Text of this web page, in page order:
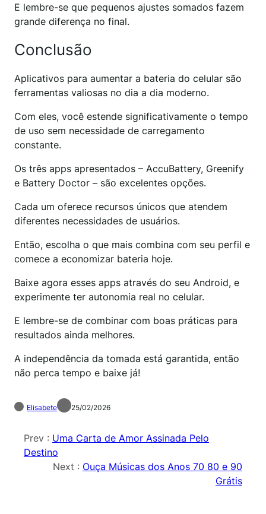
E lembre-se que pequenos ajustes somados fazem
grande diferença no final.
Conclusão
Aplicativos para aumentar a bateria do celular são
ferramentas valiosas no dia a dia moderno.
Com eles, você estende significativamente o tempo
de uso sem necessidade de carregamento
constante.
Os três apps apresentados – AccuBattery, Greenify
e Battery Doctor – são excelentes opções.
Cada um oferece recursos únicos que atendem
diferentes necessidades de usuários.
Então, escolha o que mais combina com seu perfil e
comece a economizar bateria hoje.
Baixe agora esses apps através do seu Android, e
experimente ter autonomia real no celular.
E lembre-se de combinar com boas práticas para
resultados ainda melhores.
A independência da tomada está garantida, então
não perca tempo e baixe já!
Elisabete 25/02/2026
Prev : Uma Carta de Amor Assinada Pelo
Destino
Next : Ouça Músicas dos Anos 70 80 e 90
Grátis